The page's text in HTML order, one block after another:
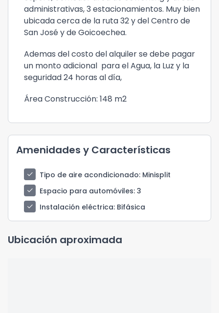
administrativas, 3 estacionamientos. Muy bien
ubicada cerca de la ruta 32 y del Centro de
San José y de Goicoechea.
Ademas del costo del alquiler se debe pagar
un monto adicional para el Agua, la Luz y la
seguridad 24 horas al día,
Área Construcción: 148 m2
Amenidades y Características
check Tipo de aire acondicionado: Minisplit
check
Espacio para automóviles: 3
check
Instalación eléctrica: Bifásica
Ubicación aproximada